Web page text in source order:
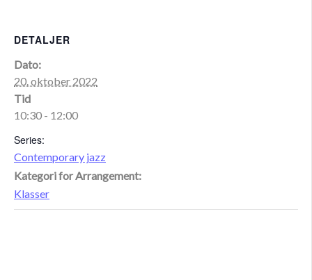
DETALJER
Dato:
20. oktober 2022
Tid
10:30 - 12:00
Series:
Contemporary jazz
Kategori for Arrangement:
Klasser